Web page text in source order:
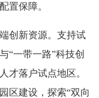
置保障。
创新资源。支持试
“一带一路”科技创
才落户试点地区。
区建设，探索“双向